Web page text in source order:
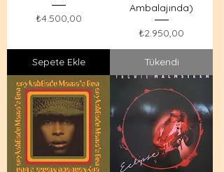
Fiyat
₺4.500,00
Sepete Ekle
Ambalajında)
Fiyat
₺2.950,00
Tükendi